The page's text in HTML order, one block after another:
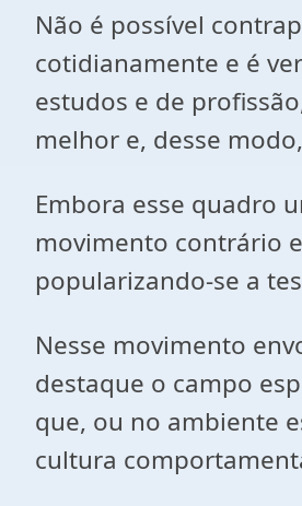
Não é possível
cotidianamente e é
estudos e de
melhor e, desse
Embora esse quadro
movimento contrário
popularizando-se a
Nesse movimento
destaque o campo
que, ou no ambiente
cultura